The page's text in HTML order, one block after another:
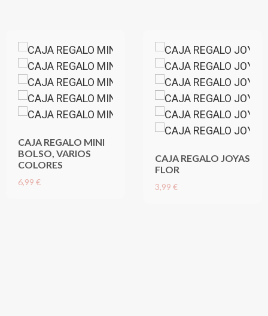
CAJA REGALO MINI
BOLSO, VARIOS
COLORES
6,99 €
CAJA REGALO JOYAS
FLOR
3,99 €